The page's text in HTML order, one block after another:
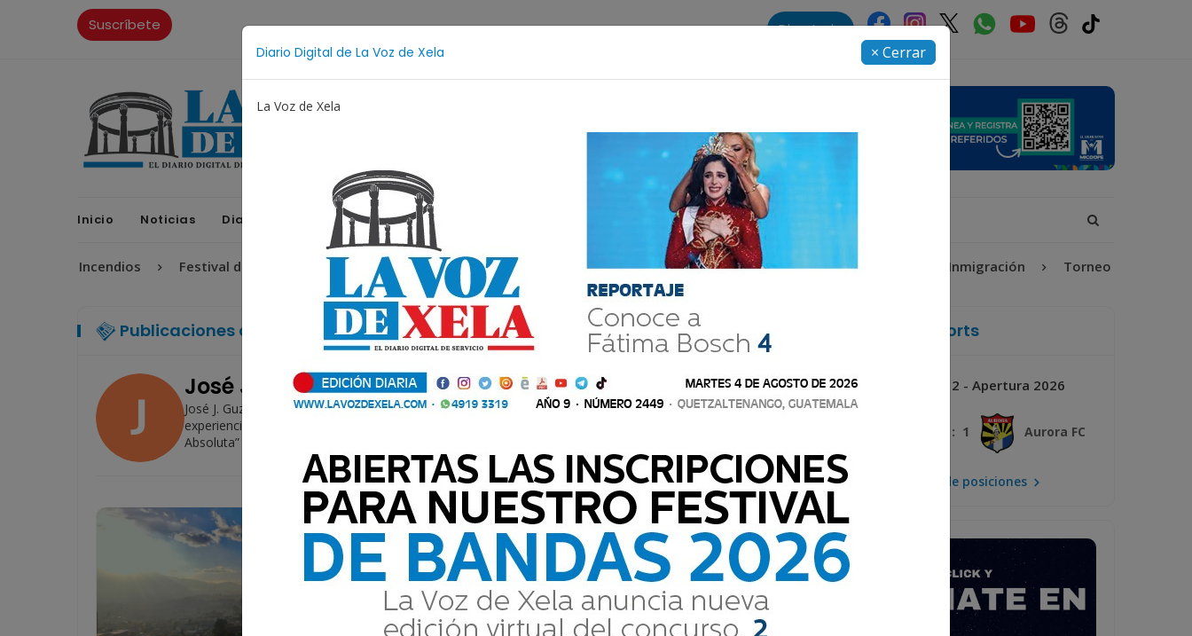
Diario Digital de La Voz de Xela × Cerrar
La Voz de Xela
Suscríbete Directorio
Inicio Noticias Diario Digital Opiniones La Voz de Xela Sports Contáctanos LA VOZ 25
Incendios Festival de Bandas 2026 Proceso Judicial Fátima Bosch Desaparecida Alerta Isabel-Claudina Inmigración Torneo Apertura 2026
Publicaciones de José J. Guzmán
José J. Guzmán
José J. Guzmán (Quetzaltenango, 1993). Licenciado en Comunicación Social. Más de 10 años de
experiencia en medios de comunicación. Tiene un libro de poemas publicados: “La Escena
Absoluta” (2012).
La Voz de Xela Sports
Próximo Jornada 2 - Apertura 2026
3 : 1 Aurora FC
Mira la tabla de posiciones